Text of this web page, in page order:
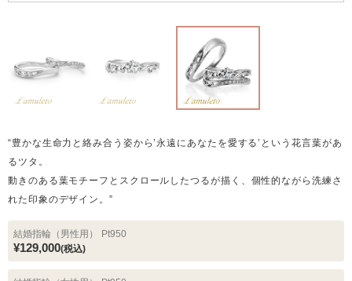
“豊かな生命力と絡み合う姿から’永遠にあなたを愛する’という花言葉があ
るツタ。
動きのある葉モチーフとスクロールしたつるが描く、個性的ながら洗練さ
れた印象のデザイン。”
結婚指輪（男性用） Pt950
¥129,000(税込)